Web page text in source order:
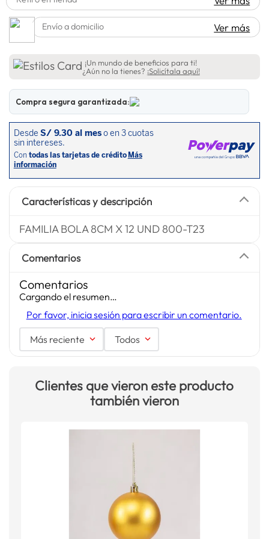
10. lavadora
Envío a domicilio Ver más
¡Un mundo de beneficios para ti!
¿Aún no la tienes? ¡Solicítala aquí!
Compra segura garantizada:
Características y descripción
FAMILIA BOLA 8CM X 12 UND 800-T23
Comentarios
Comentarios
Cargando el resumen…
Por favor, inicia sesión para escribir un comentario.
Más reciente Todos
Clientes que vieron este producto
también vieron